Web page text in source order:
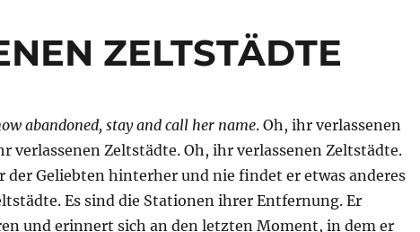
ZELTSTÄDTE
abandoned, stay and call her name. Oh, ihr verlassenen
verlassenen Zeltstädte. Oh, ihr verlassenen Zeltstädte.
der Geliebten hinterher und nie findet er etwas anderes
Es sind die Stationen ihrer Entfernung. Er
und erinnert sich an den letzten Moment, in dem er